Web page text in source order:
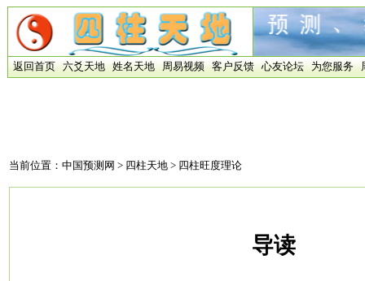
返回首页 六爻天地 姓名天地 周易视频 客户反馈 心友论坛 为您服务
当前位置： 中国预测网 > 四柱天地 > 四柱旺度理论
导读